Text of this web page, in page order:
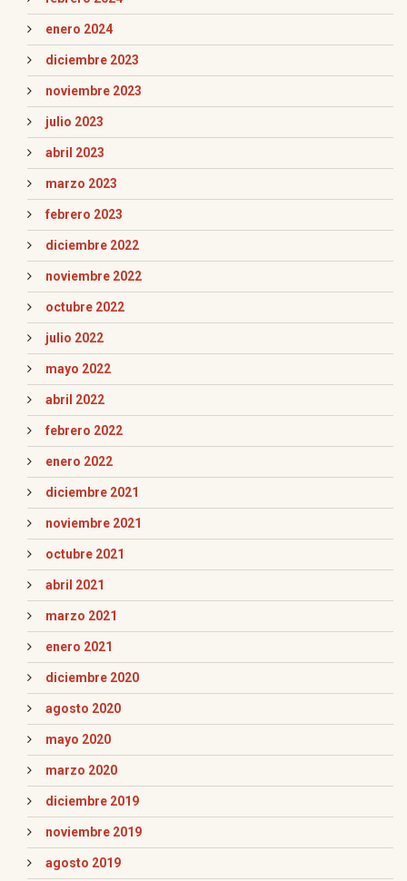
enero 2024
diciembre 2023
noviembre 2023
julio 2023
abril 2023
marzo 2023
febrero 2023
diciembre 2022
noviembre 2022
octubre 2022
julio 2022
mayo 2022
abril 2022
febrero 2022
enero 2022
diciembre 2021
noviembre 2021
octubre 2021
abril 2021
marzo 2021
enero 2021
diciembre 2020
agosto 2020
mayo 2020
marzo 2020
diciembre 2019
noviembre 2019
agosto 2019